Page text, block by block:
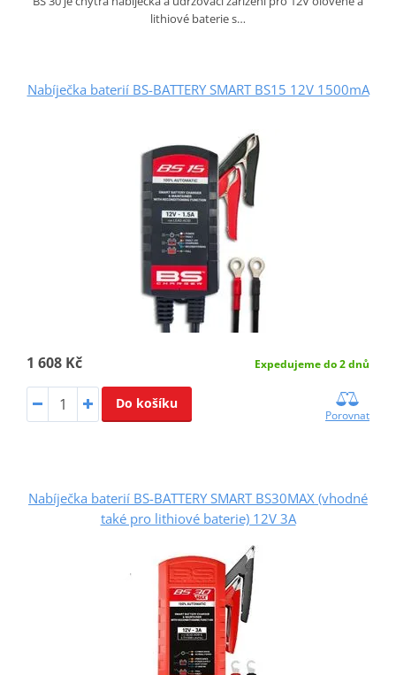
lithiové baterie s…
Nabíječka baterií BS-BATTERY SMART BS15 12V 1500mA
1 608 Kč Expedujeme do 2 dnů
Do košíku
Porovnat
Nabíječka baterií BS-BATTERY SMART BS30MAX (vhodné
také pro lithiové baterie) 12V 3A